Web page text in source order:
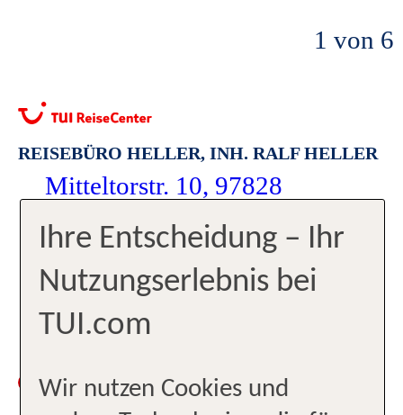
1 von 6
REISEBÜRO HELLER, INH. RALF HELLER
Mitteltorstr. 10, 97828
Marktheidenfeld
+4993911024
marktheidenfeld1@tui-
reisecenter.de
geschlossen
18:00
Ihre Entscheidung – Ihr
Nutzungserlebnis bei
TUI.com
Wir nutzen Cookies und